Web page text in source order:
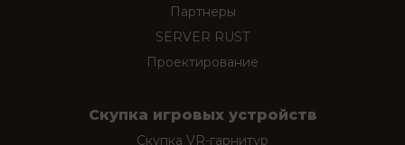
Партнеры
SERVER RUST
Проектирование
Скупка игровых устройств
Скупка VR-гарнитур